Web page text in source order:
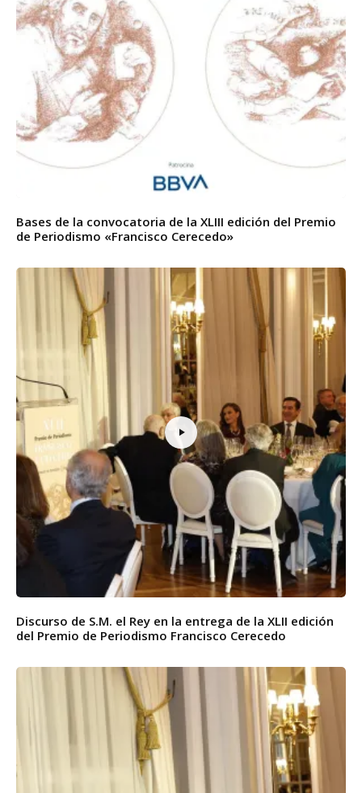
Bases de la convocatoria de la XLIII edición del Premio
de Periodismo «Francisco Cerecedo»
Discurso de S.M. el Rey en la entrega de la XLII edición
del Premio de Periodismo Francisco Cerecedo